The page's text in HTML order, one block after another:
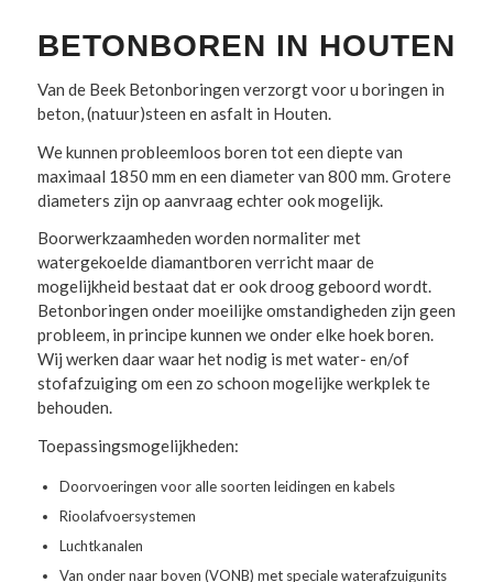
BETONBOREN IN HOUTEN
Van de Beek Betonboringen verzorgt voor u boringen in
beton, (natuur)steen en asfalt in Houten.
We kunnen probleemloos boren tot een diepte van
maximaal 1850 mm en een diameter van 800 mm. Grotere
diameters zijn op aanvraag echter ook mogelijk.
Boorwerkzaamheden worden normaliter met
watergekoelde diamantboren verricht maar de
mogelijkheid bestaat dat er ook droog geboord wordt.
Betonboringen onder moeilijke omstandigheden zijn geen
probleem, in principe kunnen we onder elke hoek boren.
Wij werken daar waar het nodig is met water- en/of
stofafzuiging om een zo schoon mogelijke werkplek te
behouden.
Toepassingsmogelijkheden:
Doorvoeringen voor alle soorten leidingen en kabels
Rioolafvoersystemen
Luchtkanalen
Van onder naar boven (VONB) met speciale waterafzuigunits